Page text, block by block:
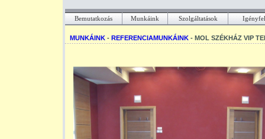
Bemutatkozás Munkáink Szolgáltatások
MUNKÁINK - REFERENCIAMUNKÁINK - MOL SZÉKHÁZ VIP